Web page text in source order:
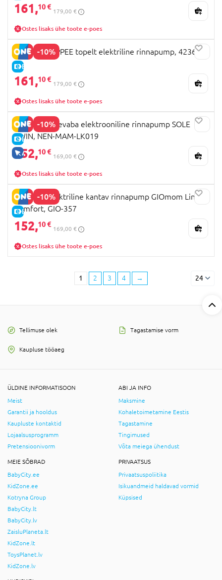
161,10 €
179,00 €
Ostes lisaks ühe toote e-poes
-10%
E-HIND
TOMMEE TIPPEE topelt elektriline rinnapump, 423698
161,10 €
179,00 €
Ostes lisaks ühe toote e-poes
-10%
E-HIND
AINULT VEEBIS
NENO juhtmevaba elektrooniline rinnapump SOLE
TWIN, NEN-MAM-LK019
152,10 €
169,00 €
Ostes lisaks ühe toote e-poes
-10%
E-HIND
INNOGIO elektriline kantav rinnapump GIOmom Line
Comfort, GIO-357
152,10 €
169,00 €
Ostes lisaks ühe toote e-poes
1 2 3 4 → 24
Tellimuse olek Tagastamise vorm
Kaupluse tööaeg
ÜLDINE INFORMATISOON
Meist
Garantii ja hooldus
Kaupluste kontaktid
Lojaalsusprogramm
Pretensioonivorm
ABI JA INFO
Maksmine
Kohaletoimetamine Eestis
Tagastamine
Tingimused
Võta meiega ühendust
MEIE SÕBRAD
BabyCity.ee
KidZone.ee
Kotryna Group
BabyCity.lt
BabyCity.lv
ZaisluPlaneta.lt
KidZone.lt
ToysPlanet.lv
KidZone.lv
PRIVAATSUS
Privaatsuspoliitika
Isikuandmeid haldavad vormid
Küpsised